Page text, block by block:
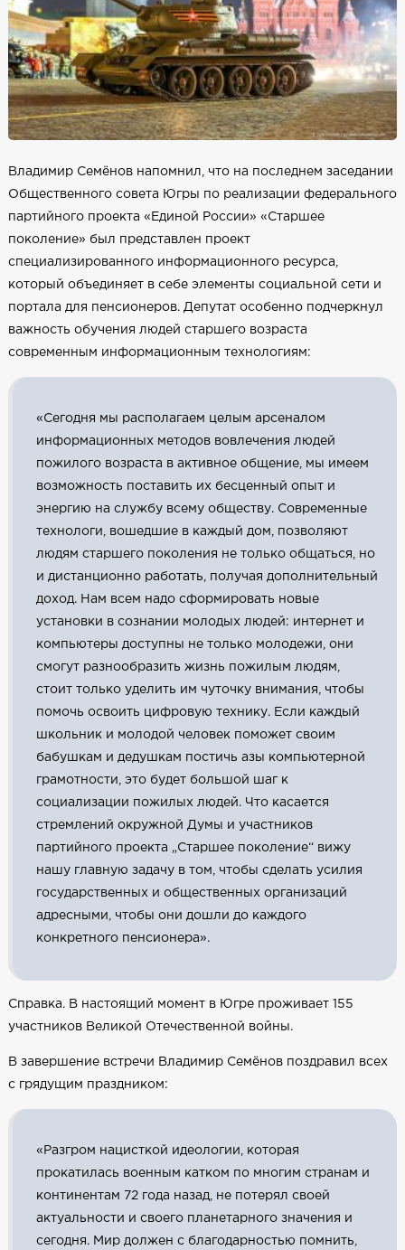
Владимир Семёнов напомнил, что на последнем заседании
Общественного совета Югры по реализации федерального
партийного проекта «Единой России» «Старшее
поколение» был представлен проект
специализированного информационного ресурса,
который объединяет в себе элементы социальной сети и
портала для пенсионеров. Депутат особенно подчеркнул
важность обучения людей старшего возраста
современным информационным технологиям:
«Сегодня мы располагаем целым арсеналом
информационных методов вовлечения людей
пожилого возраста в активное общение, мы имеем
возможность поставить их бесценный опыт и
энергию на службу всему обществу. Современные
технологи, вошедшие в каждый дом, позволяют
людям старшего поколения не только общаться, но
и дистанционно работать, получая дополнительный
доход. Нам всем надо сформировать новые
установки в сознании молодых людей: интернет и
компьютеры доступны не только молодежи, они
смогут разнообразить жизнь пожилым людям,
стоит только уделить им чуточку внимания, чтобы
помочь освоить цифровую технику. Если каждый
школьник и молодой человек поможет своим
бабушкам и дедушкам постичь азы компьютерной
грамотности, это будет большой шаг к
социализации пожилых людей. Что касается
стремлений окружной Думы и участников
партийного проекта „Старшее поколение“ вижу
нашу главную задачу в том, чтобы сделать усилия
государственных и общественных организаций
адресными, чтобы они дошли до каждого
конкретного пенсионера».
Справка. В настоящий момент в Югре проживает 155
участников Великой Отечественной войны.
В завершение встречи Владимир Семёнов поздравил всех
с грядущим праздником:
«Разгром нацисткой идеологии, которая
прокатилась военным катком по многим странам и
континентам 72 года назад, не потерял своей
актуальности и своего планетарного значения и
сегодня. Мир должен с благодарностью помнить,